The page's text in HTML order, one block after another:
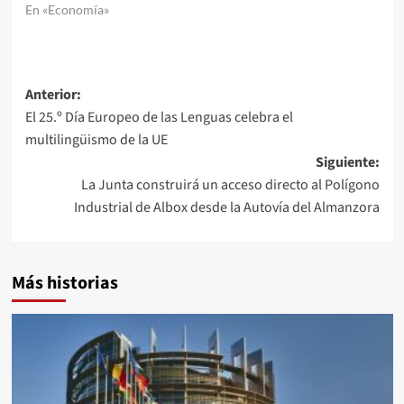
En «Economía»
Navegación
de
entradas
Anterior:
El 25.º Día Europeo de las Lenguas celebra el
multilingüismo de la UE
Siguiente:
La Junta construirá un acceso directo al Polígono
Industrial de Albox desde la Autovía del Almanzora
Más historias